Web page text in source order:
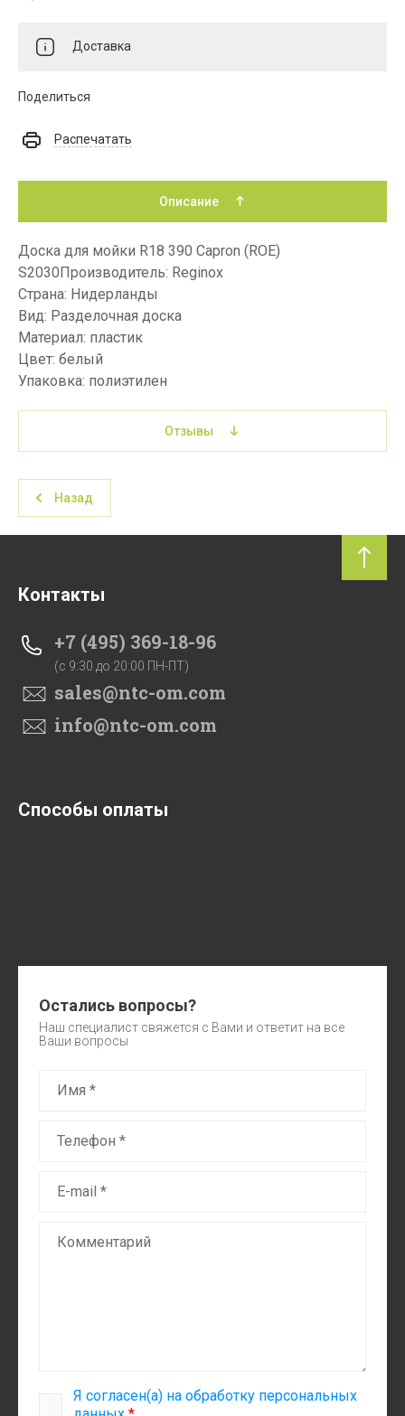
Доставка
Поделиться
Распечатать
Описание
Доска для мойки R18 390 Capron (ROE)
S2030Производитель: Reginox
Страна: Нидерланды
Вид: Разделочная доска
Материал: пластик
Цвет: белый
Упаковка: полиэтилен
Отзывы
Назад
Контакты
+7 (495) 369-18-96
(c 9:30 до 20:00 ПН-ПТ)
sales@ntc-om.com
info@ntc-om.com
Способы оплаты
Остались вопросы?
Наш специалист свяжется с Вами и ответит на все
Ваши вопросы
Я согласен(а) на обработку персональных